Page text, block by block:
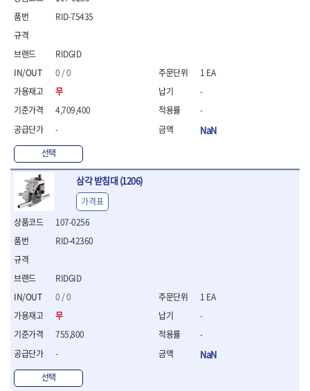
- 날교환드라이버세트
- 드라이버핸들
- 비트홀다드라이버
- 드라이버블레이드
- 비트드라이버
- 별비트
- 육각T렌치
- 전동비트홀다
- 드라이버비트세트
- 옵셋드라이버
- 스크래퍼드라이버
- 시계드라이버
- 정밀드라이버
- 스크류드라이버
- 툴첵플러스
- 조절식렌치
- 너트드라이버
- 자화기
- 레이저팁 드라이버
- 라쳇렌치
- 에어리베터기
- 타이어압력게이지
- 에어밸트샌더
- 에어폴리셔
- 에어펀치
- 건식그라인더
- 연마지그
- 연마숫돌
- 샌더폴리셔
일레드
타이거(TIGER)
협성
황금손
RIDGID
0 / 0
무
4,709,400
-
선택
RID-75435
1 EA
-
-
NaN
삼각 받침대 (1206)
107-0256
RIDGID
0 / 0
무
755,800
-
선택
RID-42360
가격표
1 EA
-
-
NaN